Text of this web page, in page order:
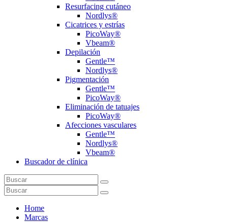
Resurfacing cutáneo
Nordlys®
Cicatrices y estrías
PicoWay®
Vbeam®
Depilación
Gentle™
Nordlys®
Pigmentación
Gentle™
PicoWay®
Eliminación de tatuajes
PicoWay®
Afecciones vasculares
Gentle™
Nordlys®
Vbeam®
Buscador de clínica
Home
Marcas